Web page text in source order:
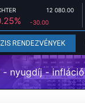
12 080.00
-30.00
RENDEZVÉNYEK
- nyugdíj -